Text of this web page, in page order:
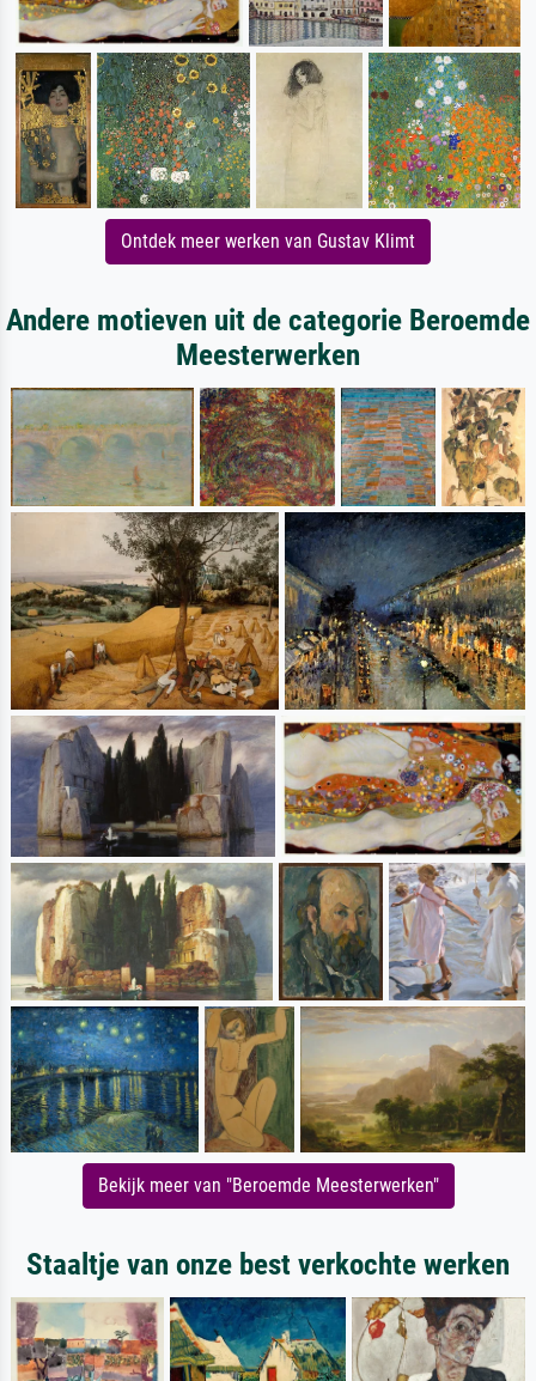
Ontdek meer werken van Gustav Klimt
Andere motieven uit de categorie Beroemde
Meesterwerken
Bekijk meer van "Beroemde Meesterwerken"
Staaltje van onze best verkochte werken